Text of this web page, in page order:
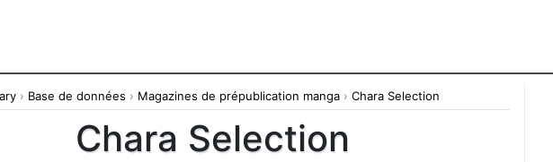
› Base de données › Magazines de prépublication manga › Chara Selection
Chara Selection